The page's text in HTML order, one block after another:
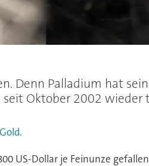
Denn Palladium hat
Oktober 2002 wieder
Gold.
US-Dollar je Feinunze